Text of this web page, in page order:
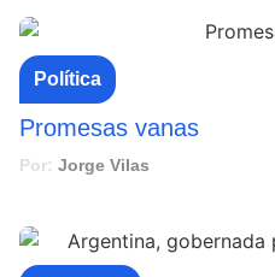
Política
Promesas vanas
Por: Jorge Vilas